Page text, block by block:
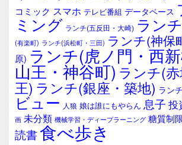
ア
コミック スマホ テレビ番組 データベース
ミング ランチ(五反田・大崎) ラン
(有楽町) ランチ(浜松町・三田) ランチ(神保
原) ランチ(虎ノ門・西
山王・神谷町) ランチ(
王) ランチ(銀座・築地) ラン
ビュー 人狼 娘は誰にもやらん 息子 投
画 未分類 機械学習・ディープラーニング 糖質制
読書食べ歩き